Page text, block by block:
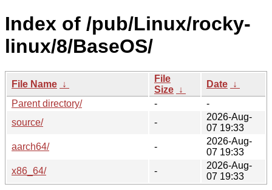
Index of /pub/Linux/rocky-
linux/8/BaseOS/
File Name ↓
File
Size ↓
Date ↓
Parent directory/
-
-
source/
-
2026-Aug-
07 19:33
aarch64/
-
2026-Aug-
07 19:33
x86_64/
-
2026-Aug-
07 19:33